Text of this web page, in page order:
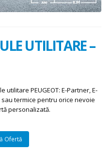
UTILITARE –
PEUGEOT: E-Partner, E-
sau termice pentru orice nevoie
personalizată.
Ofertă